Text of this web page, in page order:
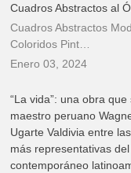
Cuadros Abstractos al
Cuadros Abstractos
Coloridos Pint…
Enero 03, 2024
“La vida”: una obra que
maestro peruano
Ugarte Valdivia entre
más representativas
contemporáneo